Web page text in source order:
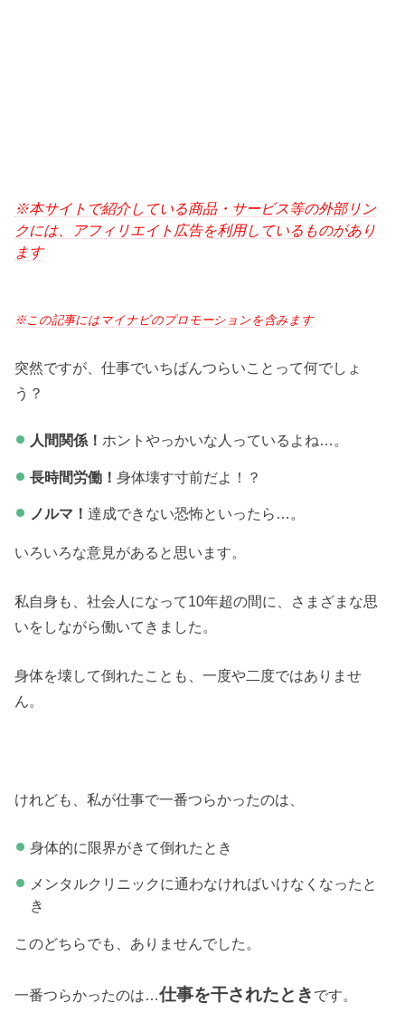
※本サイトで紹介している商品・サービス等の外部リン
クには、アフィリエイト広告を利用しているものがあり
ます
※この記事にはマイナビのプロモーションを含みます
突然ですが、仕事でいちばんつらいことって何でしょ
う？
人間関係！ ホントやっかいな人っているよね…。
長時間労働！ 身体壊す寸前だよ！？
ノルマ！ 達成できない恐怖といったら…。
いろいろな意見があると思います。
私自身も、社会人になって10年超の間に、さまざまな思
いをしながら働いてきました。
身体を壊して倒れたことも、一度や二度ではありませ
ん。
けれども、私が仕事で一番つらかったのは、
身体的に限界がきて倒れたとき
メンタルクリニックに通わなければいけなくなったと
き
このどちらでも、ありませんでした。
一番つらかったのは…仕事を干されたとき です。